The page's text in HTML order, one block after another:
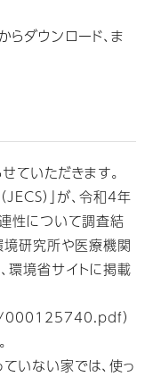
ダウンロード、ま
ていただきます。
）」が、令和4年
性について調査結
境研究所や医療機関
環境省サイトに掲載
）
いない家では、使っ